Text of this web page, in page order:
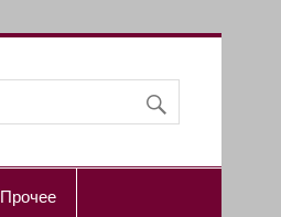
Прочее